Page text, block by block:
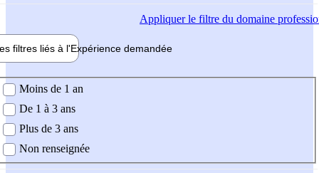
Appliquerle filtre du domaine
filtres liés à l'Expérience demandée
demandée
Moins de 1 an
De 1 à 3 ans
Plus de 3 ans
Non renseignée